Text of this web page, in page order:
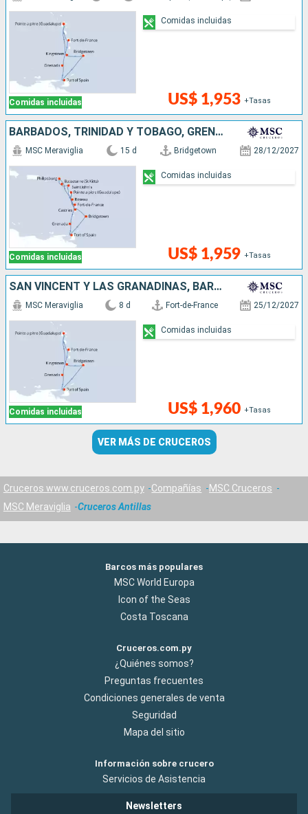
Comidas incluidas US$ 1,953 +Tasas
Comidas incluidas
BARBADOS, TRINIDAD Y TOBAGO, GRENADA, DOMINICA, SAN MARTÍN, ANTIGUA Y BARBUDA, SANTA LUCIA
Comidas incluidas
MSC Meraviglia 15 d Bridgetown 28/12/2027
US$ 1,959 +Tasas
Comidas incluidas
SAN VINCENT Y LAS GRANADINAS, BARBADOS, TRINIDAD Y TOBAGO, GRENADA
Comidas incluidas
MSC Meraviglia 8 d Fort-de-France 25/12/2027
US$ 1,960 +Tasas
Comidas incluidas
VER MÁS DE CRUCEROS
Cruceros www.cruceros.com.py Compañías
MSC Cruceros
MSC Meraviglia
Cruceros Antillas
Barcos más populares
MSC World Europa
Icon of the Seas
Costa Toscana
Cruceros.com.py
¿Quiénes somos?
Preguntas frecuentes
Condiciones generales de venta
Seguridad
Mapa del sitio
Información sobre crucero
Servicios de Asistencia
Newsletters